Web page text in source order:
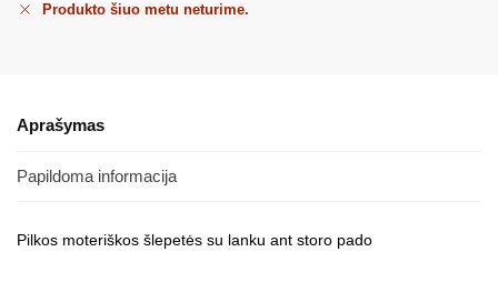
Produkto šiuo metu neturime.
Aprašymas
Papildoma informacija
Pilkos moteriškos šlepetės su lanku ant storo pado